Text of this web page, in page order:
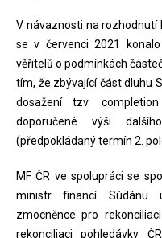
V návaznosti na rozhodnutí
se v červenci 2021
věřitelů o podmínkách
tím, že zbývající část dluhu
dosažení tzv.
doporučené výši
(předpokládaný termín 2.
MF ČR ve spolupráci se
ministr financí Súdánu
zmocněnce pro
rekonciliaci pohledávky